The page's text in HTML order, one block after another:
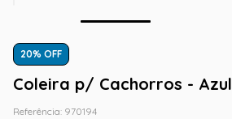
20% OFF
Coleira p/ Cachorros - Azul
Referência: 970194